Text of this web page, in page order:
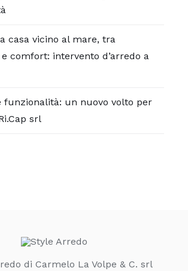
casa vicino al mare, tra
comfort: intervento d’arredo a
funzionalità: un nuovo volto per
srl
di Carmelo La Volpe & C. srl